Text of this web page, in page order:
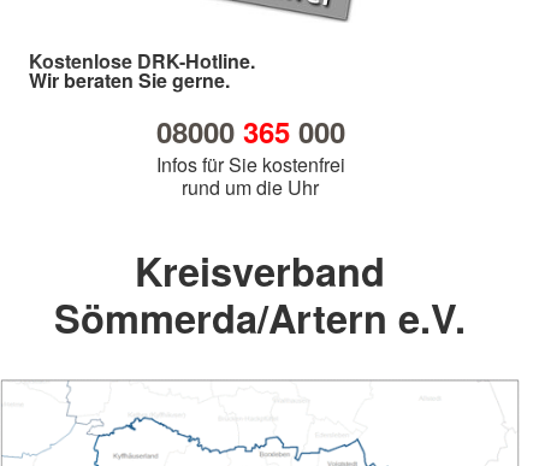
Kostenlose DRK-Hotline.
Wir beraten Sie gerne.
08000 365000
Infos für Sie kostenfrei
rund um die Uhr
Kreisverband
Sömmerda/Artern e.V.